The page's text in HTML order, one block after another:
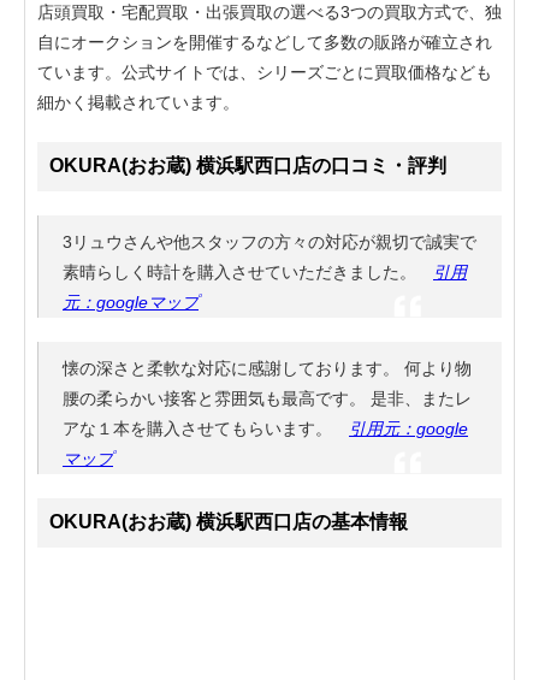
店頭買取・宅配買取・出張買取の選べる3つの買取方式で、独
自にオークションを開催するなどして多数の販路が確立され
ています。公式サイトでは、シリーズごとに買取価格なども
細かく掲載されています。
OKURA(おお蔵) 横浜駅西口店の口コミ・評判
3リュウさんや他スタッフの方々の対応が親切で誠実で
素晴らしく時計を購入させていただきました。
引用
元：googleマップ
懐の深さと柔軟な対応に感謝しております。 何より物
腰の柔らかい接客と雰囲気も最高です。 是非、またレ
アな１本を購入させてもらいます。
引用元：google
マップ
OKURA(おお蔵) 横浜駅西口店の基本情報